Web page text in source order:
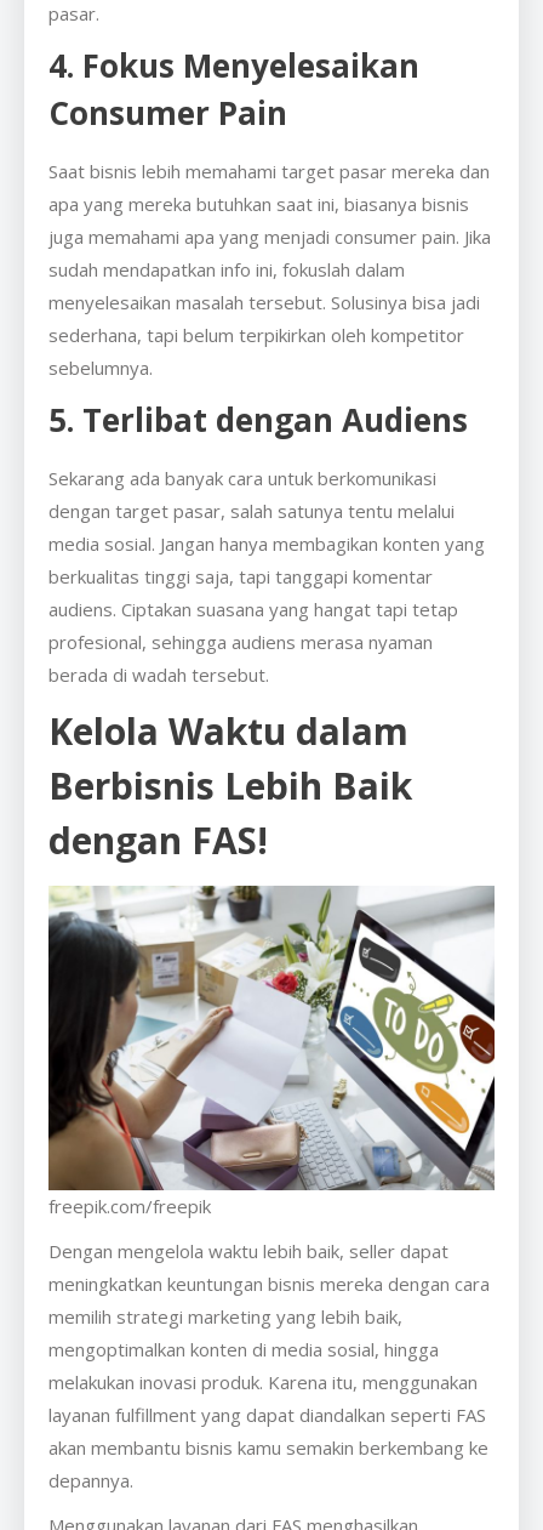
pasar.
4. Fokus Menyelesaikan
Consumer Pain
Saat bisnis lebih memahami target pasar mereka dan
apa yang mereka butuhkan saat ini, biasanya bisnis
juga memahami apa yang menjadi consumer pain. Jika
sudah mendapatkan info ini, fokuslah dalam
menyelesaikan masalah tersebut. Solusinya bisa jadi
sederhana, tapi belum terpikirkan oleh kompetitor
sebelumnya.
5. Terlibat dengan Audiens
Sekarang ada banyak cara untuk berkomunikasi
dengan target pasar, salah satunya tentu melalui
media sosial. Jangan hanya membagikan konten yang
berkualitas tinggi saja, tapi tanggapi komentar
audiens. Ciptakan suasana yang hangat tapi tetap
profesional, sehingga audiens merasa nyaman
berada di wadah tersebut.
Kelola Waktu dalam
Berbisnis Lebih Baik
dengan FAS!
freepik.com/freepik
Dengan mengelola waktu lebih baik, seller dapat
meningkatkan keuntungan bisnis mereka dengan cara
memilih strategi marketing yang lebih baik,
mengoptimalkan konten di media sosial, hingga
melakukan inovasi produk. Karena itu, menggunakan
layanan fulfillment yang dapat diandalkan seperti FAS
akan membantu bisnis kamu semakin berkembang ke
depannya.
Menggunakan layanan dari FAS menghasilkan